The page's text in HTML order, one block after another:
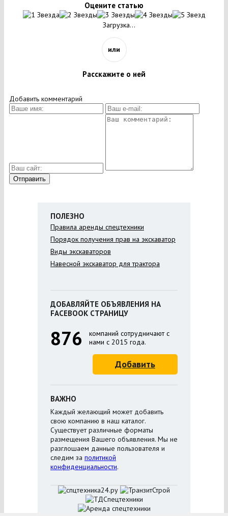
Оцените статью
Загрузка...
или
Расскажите о ней
Добавить комментарий
ПОЛЕЗНО
Правила аренды спецтехники
Порядок получения прав на экскаватор
Виды экскаваторов
Навесной экскаватор для трактора
ДОБАВЛЯЙТЕ ОБЪЯВЛЕНИЯ НА
FACEBOOK СТРАНИЦУ
876
компаний сотрудничают с
нами с 2015 года.
Добавить
ВАЖНО
Каждый желающий может добавить
свою компанию в наш каталог.
Существует различные форматы
размещения Вашего объявления. Мы не
разглошаем данные пользователя и
следим за политикой
конфиденциальности.